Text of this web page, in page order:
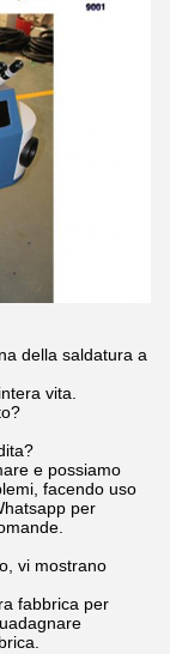
della saldatura a
vita.
e possiamo
facendo uso
per
vi mostrano
fabbrica per